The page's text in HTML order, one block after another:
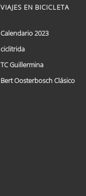
€ 59,95
€ 69,95
VIAJES EN BICICLETA
Calendario 2023
ciclitrida
TC Guillermina
Bert Oosterbosch Clásico